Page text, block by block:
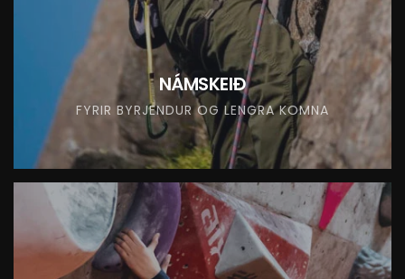
NÁMSKEIÐ
FYRIR BYRJENDUR OG LENGRA KOMNA